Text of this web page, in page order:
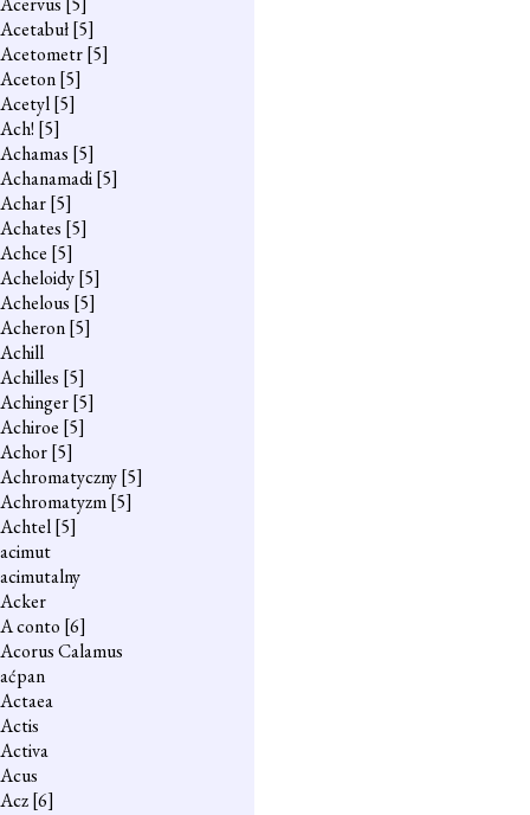
Acetabuł[5]
Acetometr[5]
Aceton[5]
Acetyl[5]
Ach! [5]
Achamas [5]
Achanamadi[5]
Achar[5]
Achates [5]
Achce [5]
Acheloidy[5]
Achelous [5]
Acheron[5]
Achill
Achilles [5]
Achinger[5]
Achiroe [5]
Achor[5]
Achromatyczny[5]
Achromatyzm[5]
Achtel[5]
acimut
acimutalny
Acker
A conto [6]
Acorus Calamus
aćpan
Actaea
Actis
Activa
Acus
Acz[6]